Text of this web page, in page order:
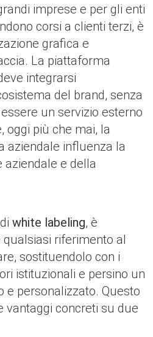
imprese e per gli enti
corsi a clienti terzi, è
grafica e
La piattaforma
integrarsi
del brand, senza
un servizio esterno
oggi più che mai, la
aziendale influenza la
aziendale e della
white labeling, è
riferimento al
sostituendolo con i
istituzionali e persino un
e personalizzato. Questo
vantaggi concreti su due